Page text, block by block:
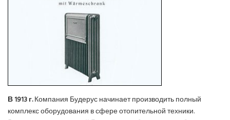
В 1913 г.Компания Будерус начинает производить полный
комплекс оборудования в сфере отопительной техники.